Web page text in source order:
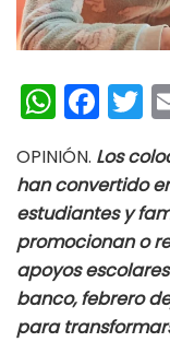
W
h
at
s
A
p
p
Fa
b
oo
k
T
tt
OPINIÓN. Los
han convertido
estudiantes y
promocionan o
apoyos
banco, febrero
para